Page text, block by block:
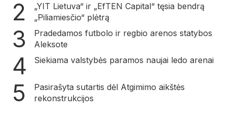
„YIT Lietuva“ ir „EfTEN Capital“ tęsia bendrą
„Piliamiesčio“ plėtrą
Pradedamos futbolo ir regbio arenos statybos
Aleksote
Siekiama valstybės paramos naujai ledo arenai
Pasirašyta sutartis dėl Atgimimo aikštės
rekonstrukcijos